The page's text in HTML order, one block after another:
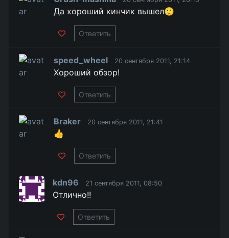
Да хороший кинчик вышел🙂
Ответить
speed_wheel 20 сентября 2011, 21:14
Хороший обзор!
Ответить
Braker 20 сентября 2011, 21:41
👍
Ответить
kdn96 21 сентября 2011, 08:50
Отлично!!
Ответить